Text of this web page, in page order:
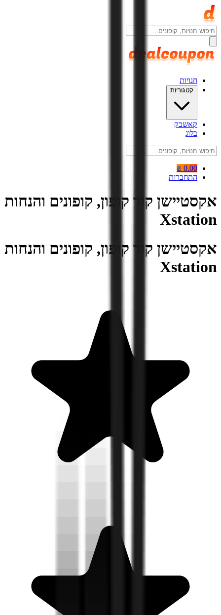
חנויות
קטגוריות
קאשבק
בלוג
0.00 ₪
התחברות
אקסטיישן קוד קופון, קופונים והנחות
Xstation
אקסטיישן קוד קופון, קופונים והנחות
Xstation